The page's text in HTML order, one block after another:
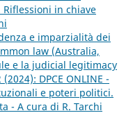
in chiave
e imparzialità dei
law (Australia,
e la judicial legitimacy
DPCE ONLINE -
e poteri politici.
- A cura di R. Tarchi